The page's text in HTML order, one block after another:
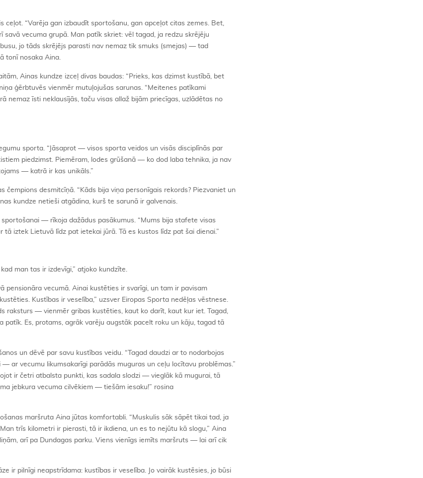
ceļot. “Varēja gan izbaudīt sportošanu, gan apceļot citas zemes. Bet,
vecuma grupā. Man patīk skriet: vēl tagad, ja redzu skrējēju
jo tāds skrējējs parasti nav nemaz tik smuks (smejas) — tad
tonī nosaka Aina.
Ainas kundze izceļ divas baudas: “Prieks, kas dzimst kustībā, bet
ģērbtuvēs vienmēr mutuļojušas sarunas. “Meitenes patīkami
nemaz īsti neklausījās, taču visas allaž bijām priecīgas, uzlādētas no
sporta. “Jāsaprot — visos sporta veidos un visās disciplīnās par
piedzimst. Piemēram, lodes grūšanā — ko dod laba tehnika, ja nav
— katrā ir kas unikāls.”
čempions desmitcīņā. “Kāds bija viņa personīgais rekords? Piezvaniet un
kundze netieši atgādina, kurš te sarunā ir galvenais.
— rīkoja dažādus pasākumus. “Mums bija stafete visas
iztek Lietuvā līdz pat ietekai jūrā. Tā es kustos līdz pat šai dienai.”
man tas ir izdevīgi,” atjoko kundzīte.
pensionāra vecumā. Ainai kustēties ir svarīgi, un tam ir pavisam
Kustības ir veselība,” uzsver Eiropas Sporta nedēļas vēstnese.
raksturs — vienmēr gribas kustēties, kaut ko darīt, kaut kur iet. Tagad,
patīk. Es, protams, agrāk varēju augstāk pacelt roku un kāju, tagad tā
un dēvē par savu kustības veidu. “Tagad daudzi ar to nodarbojas
ar vecumu likumsakarīgi parādās muguras un ceļu locītavu problēmas.”
ir četri atbalsta punkti, kas sadala slodzi — vieglāk kā mugurai, tā
jebkura vecuma cilvēkiem — tiešām iesaku!” rosina
maršruta Aina jūtas komfortabli. “Muskulis sāk sāpēt tikai tad, ja
trīs kilometri ir pierasti, tā ir ikdiena, un es to nejūtu kā slogu,” Aina
arī pa Dundagas parku. Viens vienīgs iemīts maršruts — lai arī cik
ir pilnīgi neapstrīdama: kustības ir veselība. Jo vairāk kustēsies, jo būsi